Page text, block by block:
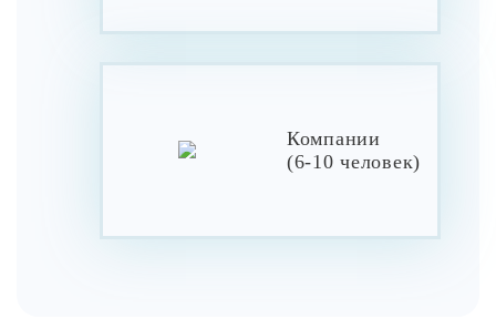
Компании
(6-10 человек)